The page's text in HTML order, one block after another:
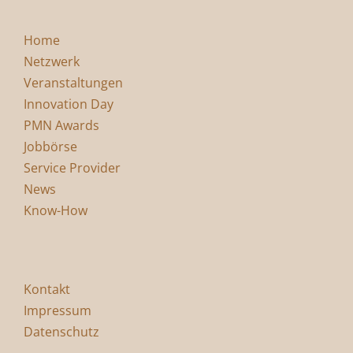
Home
Netzwerk
Veranstaltungen
Innovation Day
PMN Awards
Jobbörse
Service Provider
News
Know-How
Kontakt
Impressum
Datenschutz